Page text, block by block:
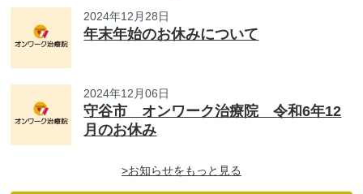
2024年12月28日
年末年始のお休みについて
2024年12月06日
守谷市 オンワーク治療院 令和6年12
月のお休み
>お知らせをもっと見る